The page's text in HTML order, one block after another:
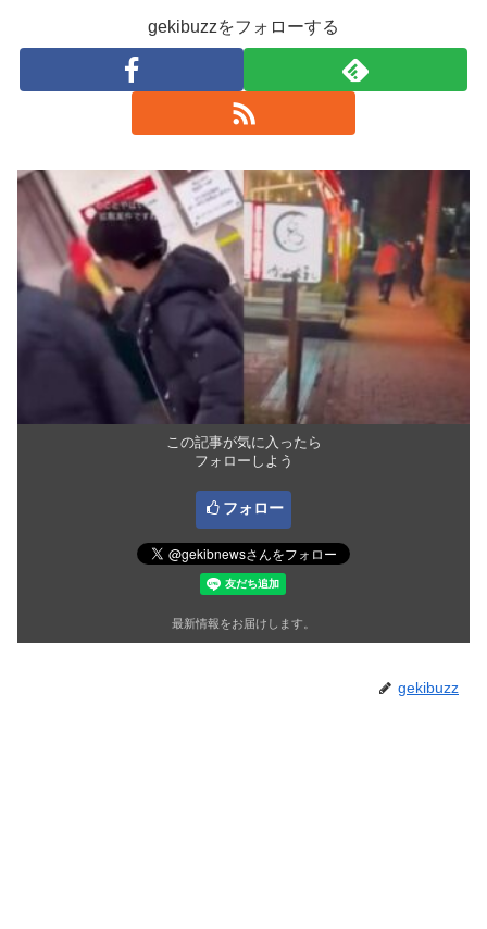
gekibuzzをフォローする
この記事が気に入ったら
フォローしよう
フォロー
最新情報をお届けします。
gekibuzz